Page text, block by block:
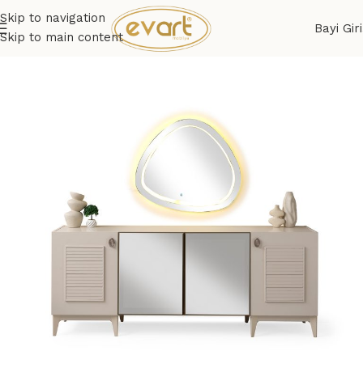
Skip to navigation
Skip to main content
Bayi